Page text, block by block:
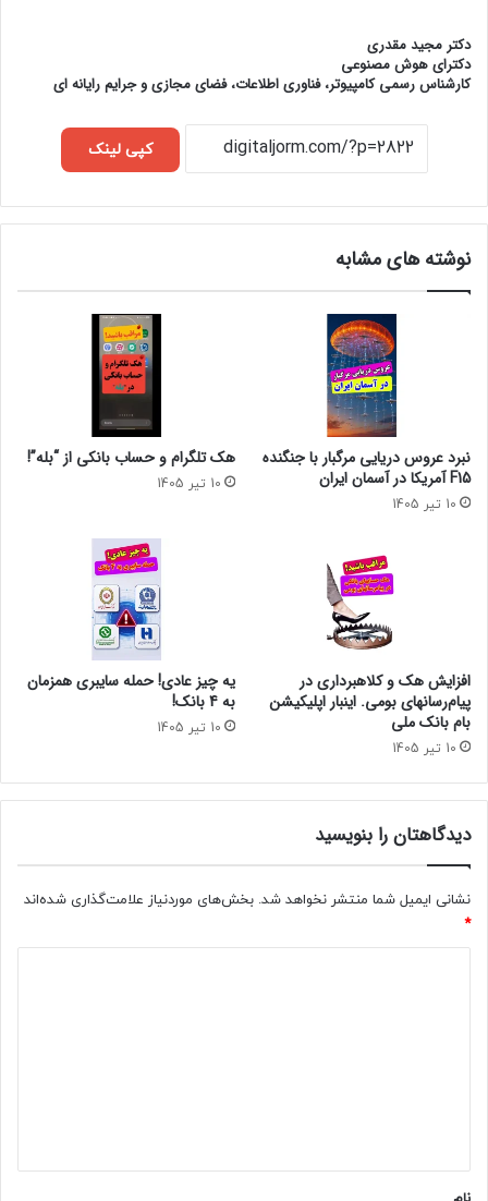
دکتر مجید مقدری
دکترای هوش مصنوعی
کارشناس رسمی کامپیوتر، فناوری اطلاعات، فضای مجازی و جرایم رایانه ای
کپی لینک
نوشته های مشابه
نبرد عروس دریایی مرگبار با جنگنده
F15 آمریکا در آسمان ایران
10 تیر 1405
هک تلگرام و حساب بانکی از “بله”!
10 تیر 1405
افزایش هک و کلاهبرداری در
پیام‌رسانهای بومی. اینبار اپلیکیشن
بام‌ بانک ملی
10 تیر 1405
یه چیز عادی! حمله سایبری همزمان
به 4 بانک!
10 تیر 1405
دیدگاهتان را بنویسید
نشانی ایمیل شما منتشر نخواهد شد. بخش‌های موردنیاز علامت‌گذاری شده‌اند
*